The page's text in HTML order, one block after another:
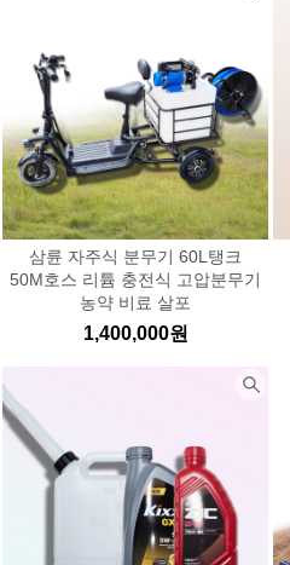
삼륜 자주식 분무기 60L탱크
50M호스 리튬 충전식 고압분무기
농약 비료 살포
1,400,000원